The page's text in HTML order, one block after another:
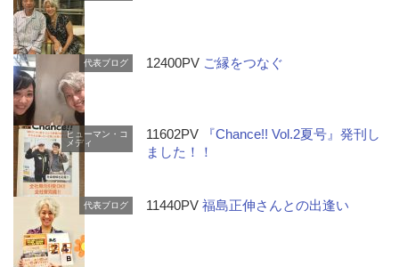
代表ブログ 12400PV ご縁をつなぐ
ヒューマン・コ
メディ
11602PV
『Chance!! Vol.2夏号』発刊し
ました！！
代表ブログ 11440PV福島正伸さんとの出逢い